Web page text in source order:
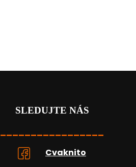
SLEDUJTE NÁS
_________________
Cvaknito